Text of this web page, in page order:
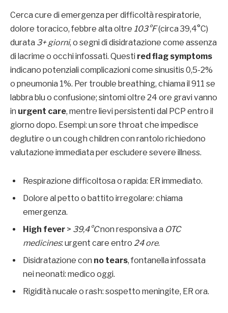
Cerca cure di emergenza per difficoltà respiratorie,
dolore toracico, febbre alta oltre 103°F(circa 39,4°C)
durata 3+ giorni, o segni di disidratazione come assenza
di lacrime o occhi infossati. Questi red flag symptoms
indicano potenziali complicazioni come sinusitis 0,5-2%
o pneumonia 1%. Per trouble breathing, chiama il 911 se
labbra blu o confusione; sintomi oltre 24 ore gravi vanno
in urgent care, mentre lievi persistenti dal PCP entro il
giorno dopo. Esempi: un sore throat che impedisce
deglutire o un cough children con rantolo richiedono
valutazione immediata per escludere severe illness.
Respirazione difficoltosa o rapida: ER immediato.
Dolore al petto o battito irregolare: chiama
emergenza.
High fever > 39,4°Cnon responsiva a OTC
medicines: urgent care entro 24 ore.
Disidratazione con no tears, fontanella infossata
nei neonati: medico oggi.
Rigidità nucale o rash: sospetto meningite, ER ora.